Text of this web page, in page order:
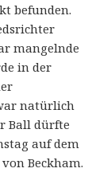
befunden.
mangelnde
in der
natürlich
Ball dürfte
auf dem
Beckham.